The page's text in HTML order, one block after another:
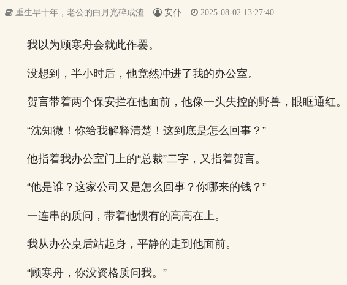
重生早十年，老公的白月光碎成渣 安仆 2025-08-02 13:27:40
我以为顾寒舟会就此作罢。
没想到，半小时后，他竟然冲进了我的办公室。
贺言带着两个保安拦在他面前，他像一头失控的野兽，眼眶通红。
“沈知微！你给我解释清楚！这到底是怎么回事？”
他指着我办公室门上的“总裁”二字，又指着贺言。
“他是谁？这家公司又是怎么回事？你哪来的钱？”
一连串的质问，带着他惯有的高高在上。
我从办公桌后站起身，平静的走到他面前。
“顾寒舟，你没资格质问我。”